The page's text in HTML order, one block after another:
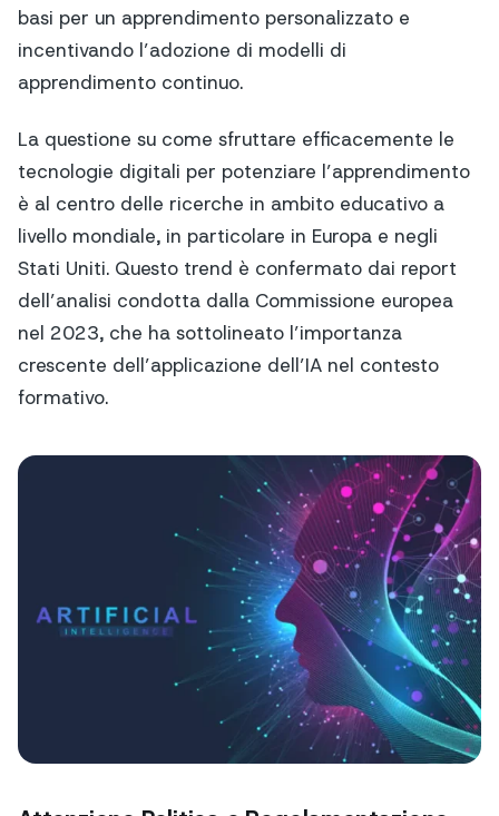
basi per un apprendimento personalizzato e
incentivando l’adozione di modelli di
apprendimento continuo.
La questione su come sfruttare efficacemente le
tecnologie digitali per potenziare l’apprendimento
è al centro delle ricerche in ambito educativo a
livello mondiale, in particolare in Europa e negli
Stati Uniti. Questo trend è confermato dai report
dell’analisi condotta dalla Commissione europea
nel 2023, che ha sottolineato l’importanza
crescente dell’applicazione dell’IA nel contesto
formativo.